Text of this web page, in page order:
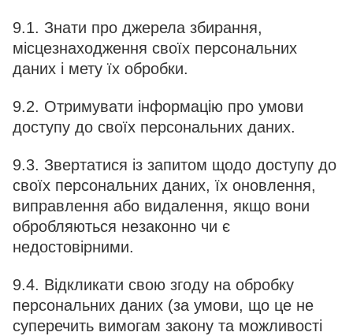
9.1. Знати про джерела збирання,
місцезнаходження своїх персональних
даних і мету їх обробки.
9.2. Отримувати інформацію про умови
доступу до своїх персональних даних.
9.3. Звертатися із запитом щодо доступу до
своїх персональних даних, їх оновлення,
виправлення або видалення, якщо вони
обробляються незаконно чи є
недостовірними.
9.4. Відкликати свою згоду на обробку
персональних даних (за умови, що це не
суперечить вимогам закону та можливості